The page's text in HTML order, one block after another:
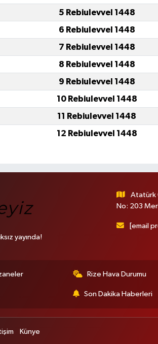
5 Rebiulevvel 1448
6 Rebiulevvel 1448
7 Rebiulevvel 1448
8 Rebiulevvel 1448
9 Rebiulevvel 1448
10 Rebiulevvel 1448
11 Rebiulevvel 1448
12 Rebiulevvel 1448
yayında!
Atatürk
No: 203
[email
Rize Hava Durumu
Son Dakika Haberleri
Künye